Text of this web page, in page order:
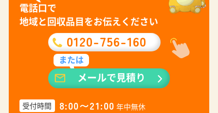
電話口で
地域と回収品目をお伝えください
0120-756-160
または
メールで見積り
受付時間 8:00〜21:00 年中無休